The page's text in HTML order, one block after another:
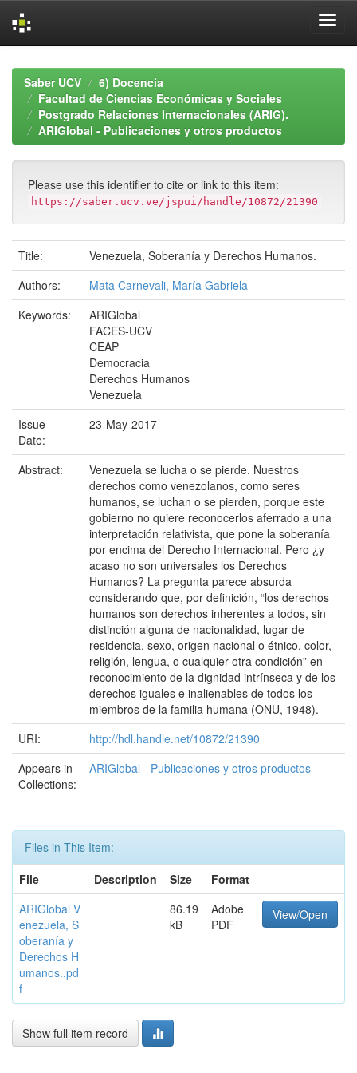
navigationSaber UCV
6) Docencia
Facultad de Ciencias Económicas y Sociales
Postgrado Relaciones Internacionales (ARIG).
ARIGlobal - Publicaciones y otros productos
Please use this identifier to cite or link to this item:
https://saber.ucv.ve/jspui/handle/10872/21390
Title:
Venezuela, Soberanía y Derechos Humanos.
Authors:
Mata Carnevali, María Gabriela
Keywords:
ARIGlobal
FACES-UCV
CEAP
Democracia
Derechos Humanos
Venezuela
Issue
Date:
23-May-2017
Abstract:
Venezuela se lucha o se pierde. Nuestros
derechos como venezolanos, como seres
humanos, se luchan o se pierden, porque este
gobierno no quiere reconocerlos aferrado a una
interpretación relativista, que pone la soberanía
por encima del Derecho Internacional. Pero ¿y
acaso no son universales los Derechos
Humanos? La pregunta parece absurda
considerando que, por definición, “los derechos
humanos son derechos inherentes a todos, sin
distinción alguna de nacionalidad, lugar de
residencia, sexo, origen nacional o étnico, color,
religión, lengua, o cualquier otra condición” en
reconocimiento de la dignidad intrínseca y de los
derechos iguales e inalienables de todos los
miembros de la familia humana (ONU, 1948).
URI:
http://hdl.handle.net/10872/21390
Appears in
Collections:
ARIGlobal - Publicaciones y otros productos
Files in This Item:
File
Description Size
Format
ARIGlobal V
enezuela, S
oberanía y
Derechos H
umanos..pd
f
86.19
kB
Adobe
PDF
View/Open
Show full item record